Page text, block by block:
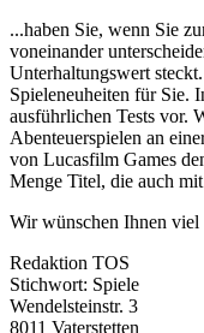
...haben Sie, wenn Sie
voneinander
Unterhaltungswert
Spieleneuheiten für Sie.
ausführlichen Tests vor.
Abenteuerspielen an
von Lucasfilm Games
Menge Titel, die auch
Wir wünschen Ihnen viel
Redaktion TOS
Stichwort: Spiele
Wendelsteinstr. 3
8011 Vaterstetten